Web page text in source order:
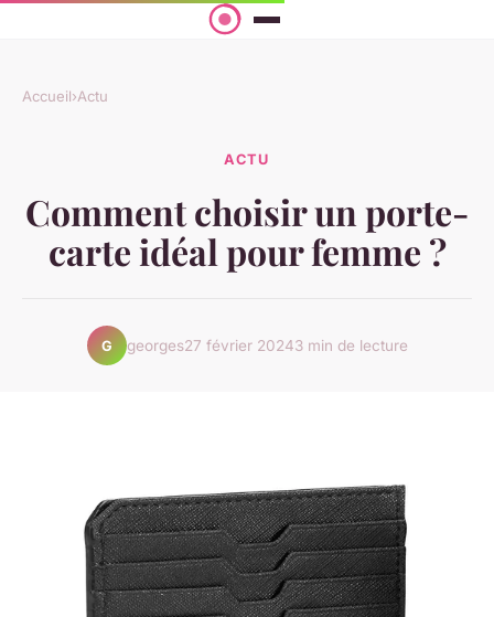
Accueil›Actu
ACTU
Comment choisir un porte-
carte idéal pour femme ?
G georges27 février 20243 min de lecture